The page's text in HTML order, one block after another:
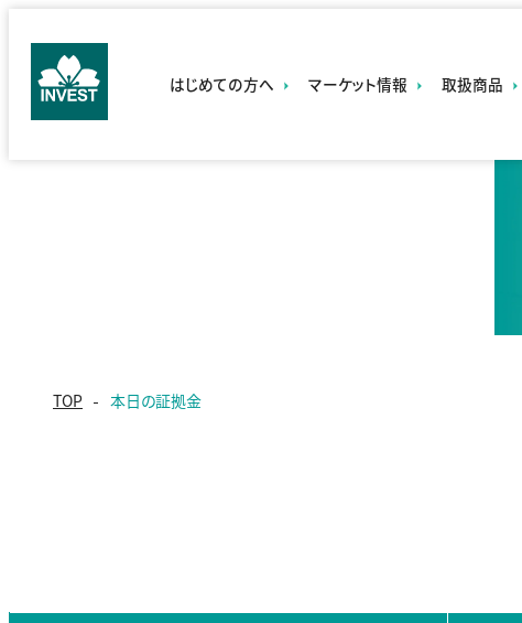
はじめての方へ マーケット情報 取扱商品
・国内商品
TOP 本日の証拠金